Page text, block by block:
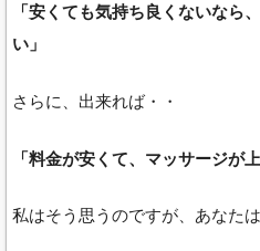
「安くても気持ち良くないなら
い」
さらに、出来れば・・
「料金が安くて、マッサージが
私はそう思うのですが、あなた